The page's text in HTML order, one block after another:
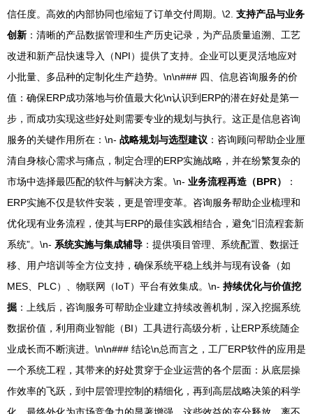
信任度。高效的内部协同也缩短了订单交付周期。\2. 支持产品与业务
创新 ：清晰的产品数据管理和生产历史记录，为产品质量追溯、工艺
改进和新产品快速导入（NPI）提供了支持。企业可以更灵活地应对
小批量、多品种的定制化生产趋势。\n\n### 四、信息咨询服务的价
值：确保ERP成功落地与价值最大化\n认识到ERP的潜在好处是第一
步，而成功实现这些好处则需要专业的规划与执行。这正是信息咨询
服务的关键作用所在：\n- 战略规划与选型建议 ：咨询顾问帮助企业厘
清自身核心需求与痛点，制定合理的ERP实施战略，并在纷繁复杂的
市场中选择最匹配的软件与解决方案。\n- 业务流程再造（BPR）
：
ERP实施不仅是软件安装，更是管理变革。咨询服务帮助企业梳理和
优化现有业务流程，使其与ERP的最佳实践相结合，避免“旧流程套新
系统”。\n- 系统实施与集成辅导 ：提供项目管理、系统配置、数据迁
移、用户培训等全方位支持，确保系统平稳上线并与现有设备（如
MES、PLC）、物联网（IoT）平台有效集成。\n- 持续优化与价值挖
掘 ：上线后，咨询服务可帮助企业建立持续改善机制，深入挖掘系统
数据价值，利用商业智能（BI）工具进行高级分析，让ERP系统随企
业成长而不断演进。\n\n### 结论\n总而言之，工厂ERP软件的应用是
一个系统工程，其带来的好处贯穿于企业运营的各个层面：从底层操
作效率的飞跃，到中层管理控制的精细化，再到高层战略决策的科学